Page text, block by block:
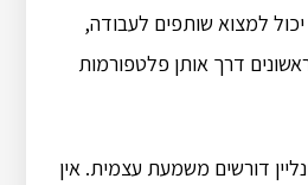
למצוא שותפים לעבודה,
דרך אותן פלטפורמות
דורשים משמעת עצמית. אין